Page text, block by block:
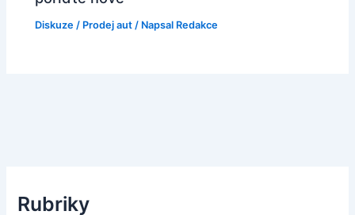
Diskuze / Prodej aut / Napsal Redakce
Rubriky